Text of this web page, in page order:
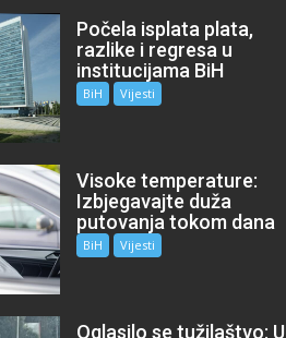
Počela isplata plata,
razlike i regresa u
institucijama BiH
BiH Vijesti
Visoke temperature:
Izbjegavajte duža
putovanja tokom dana
BiH Vijesti
Oglasilo se tužilaštvo: U